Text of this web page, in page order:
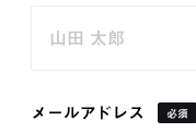
メールアドレス 必須